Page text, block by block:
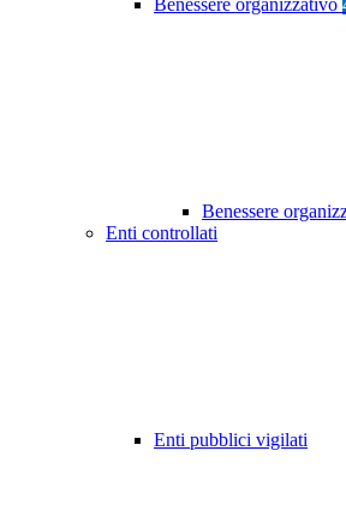
Benessere organizzativo
Benessere
Enti controllati
Enti pubblici vigilati